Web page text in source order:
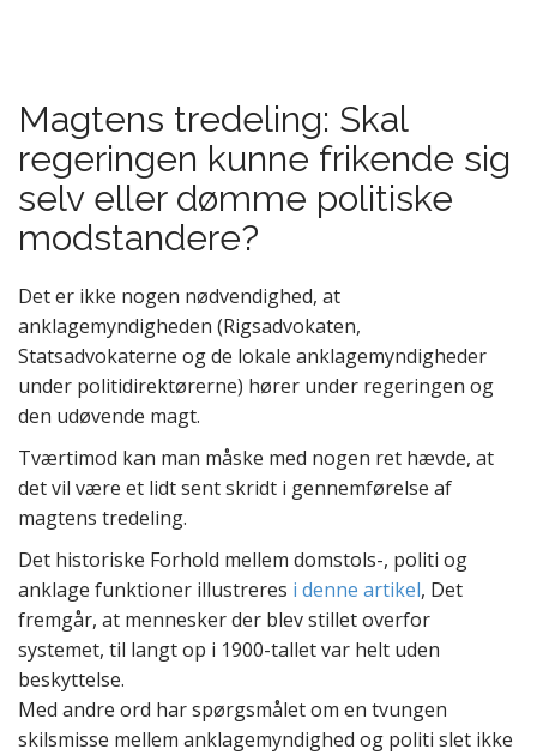
Magtens tredeling: Skal
regeringen kunne frikende sig
selv eller dømme politiske
modstandere?
Det er ikke nogen nødvendighed, at
anklagemyndigheden (Rigsadvokaten,
Statsadvokaterne og de lokale anklagemyndigheder
under politidirektørerne) hører under regeringen og
den udøvende magt.
Tværtimod kan man måske med nogen ret hævde, at
det vil være et lidt sent skridt i gennemførelse af
magtens tredeling.
Det historiske Forhold mellem domstols-, politi og
anklage funktioner illustreres i denne artikel, Det
fremgår, at mennesker der blev stillet overfor
systemet, til langt op i 1900-tallet var helt uden
beskyttelse.
Med andre ord har spørgsmålet om en tvungen
skilsmisse mellem anklagemyndighed og politi slet ikke